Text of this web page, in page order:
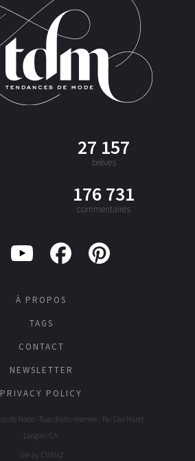
27 157
brèves
176 731
commentaires
À PROPOS
TAGS
CONTACT
NEWSLETTER
PRIVACY POLICY
de Mode - Tous droits réservés - Par Lise Huret
Langue : CA
Site by Colorz